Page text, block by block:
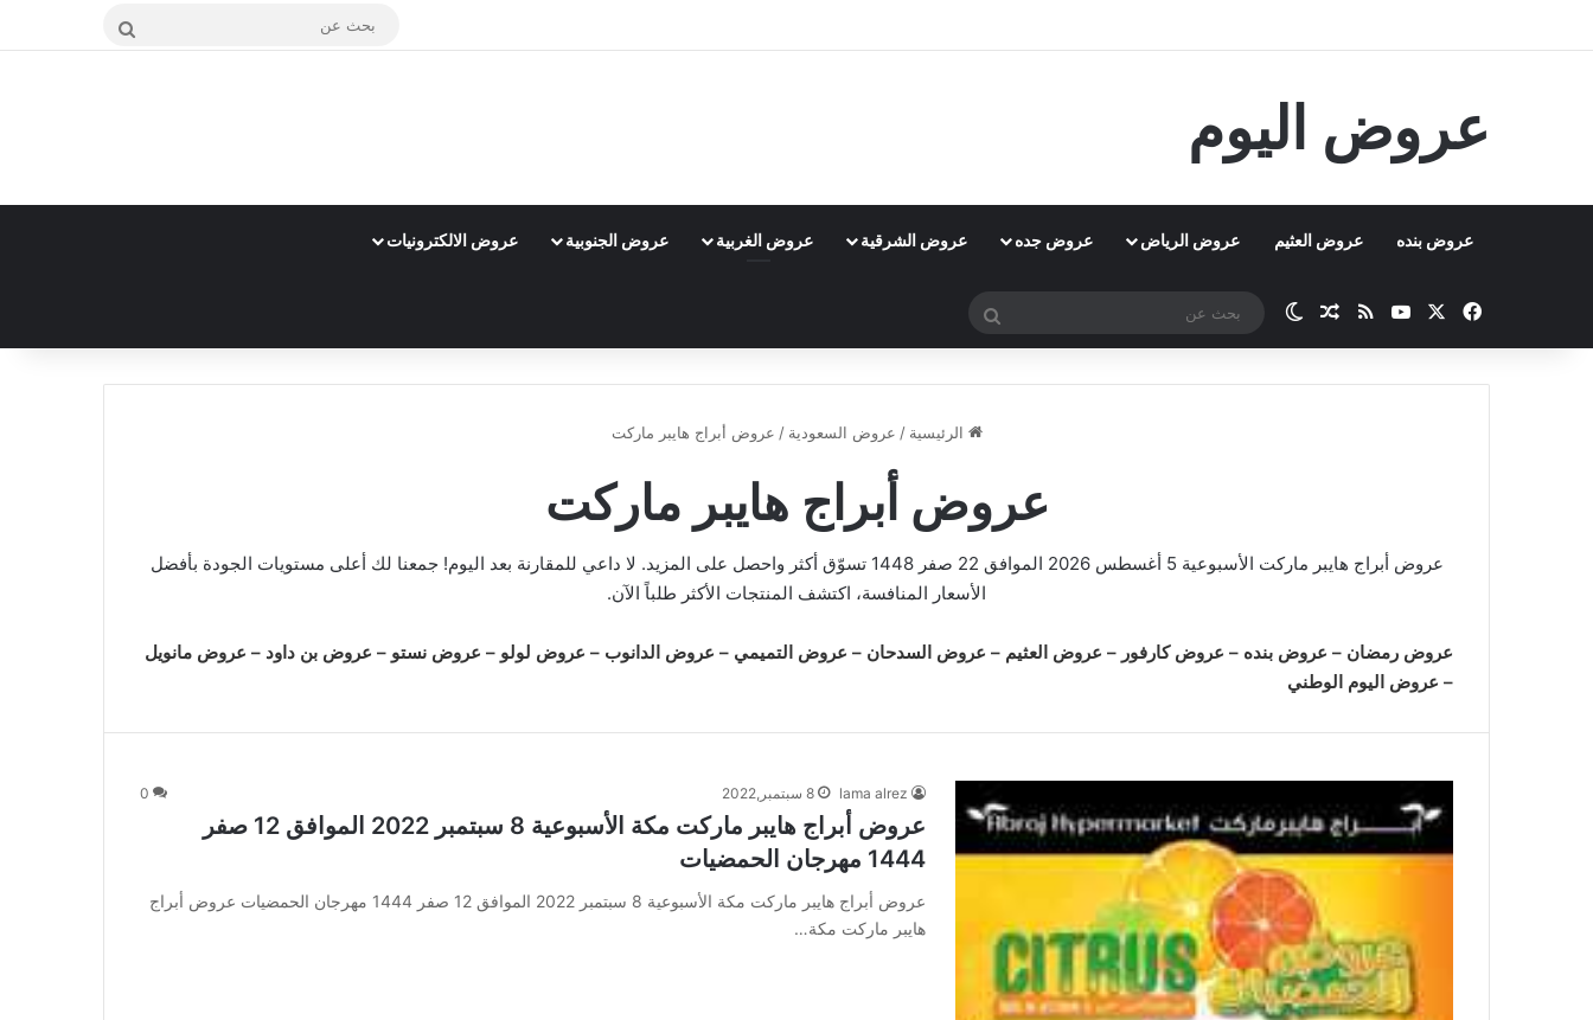
بحث
عروض اليوم
عروض بنده عروض العثيم عروض الرياض عروض جده عروض الشرقية عروض الغربية عروض الجنوبية عروض الالكترونيات
فيسبوك ‫YouTubeملخص الموقع RSS
مقال عشوائي
الوضع المظلم
بحث
الرئيسية / عروض السعودية / عروض أبراج هايبر ماركت
عروض أبراج هايبر ماركت
عروض أبراج هايبر ماركت الأسبوعية 5 أغسطس 2026 الموافق 22 صفر 1448 تسوّق أكثر واحصل على المزيد. لا داعي للمقارنة بعد اليوم! جمعنا لك أعلى مستويات الجودة بأفضل
الأسعار المنافسة، اكتشف المنتجات الأكثر طلباً الآن.
عروض رمضان – عروض بنده – عروض كارفور – عروض العثيم – عروض السدحان – عروض التميمي – عروض الدانوب – عروض لولو – عروض نستو – عروض بن داود – عروض مانويل
– عروض اليوم الوطني
lama alrez 8 سبتمبر,2022 0
عروض أبراج هايبر ماركت مكة الأسبوعية 8 سبتمبر 2022 الموافق 12 صفر
1444 مهرجان الحمضيات
عروض أبراج هايبر ماركت مكة الأسبوعية 8 سبتمبر 2022 الموافق 12 صفر 1444 مهرجان الحمضيات عروض أبراج
هايبر ماركت مكة…